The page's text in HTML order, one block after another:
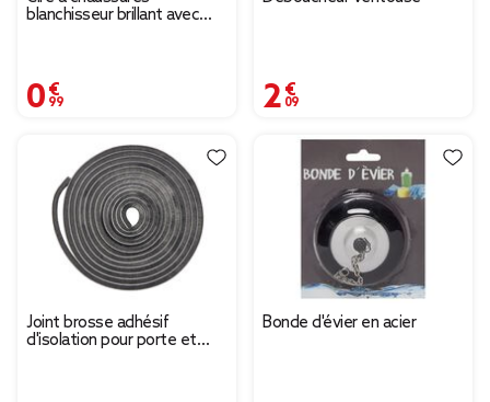
blanchisseur brillant avec
0,99 € 2,09 €
Joint brosse adhésif
d'isolation pour porte et
Bonde d'évier en acier